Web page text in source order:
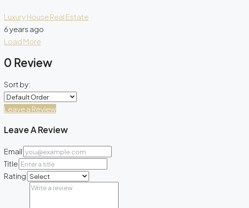
Luxury House Real Estate
6 years ago
Load More
0 Review
Sort by:
Leave a Review
Leave A Review
Email
Title
Rating